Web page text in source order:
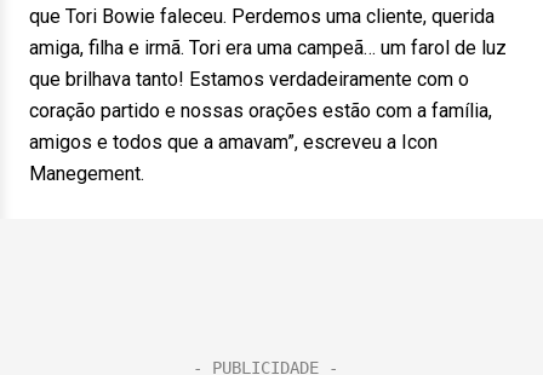
que Tori Bowie faleceu. Perdemos uma cliente, querida
amiga, filha e irmã. Tori era uma campeã… um farol de luz
que brilhava tanto! Estamos verdadeiramente com o
coração partido e nossas orações estão com a família,
amigos e todos que a amavam”, escreveu a Icon
Manegement.